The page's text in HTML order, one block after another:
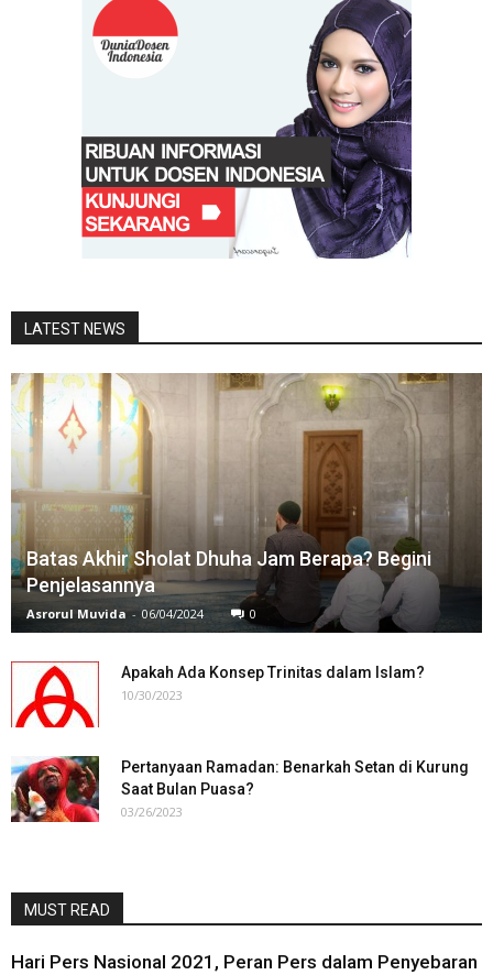
LATEST NEWS
Batas Akhir Sholat Dhuha Jam Berapa? Begini
Penjelasannya
Asrorul Muvida - 06/04/2024 0
Apakah Ada Konsep Trinitas dalam Islam?
10/30/2023
Pertanyaan Ramadan: Benarkah Setan di Kurung
Saat Bulan Puasa?
03/26/2023
MUST READ
Hari Pers Nasional 2021, Peran Pers dalam Penyebaran